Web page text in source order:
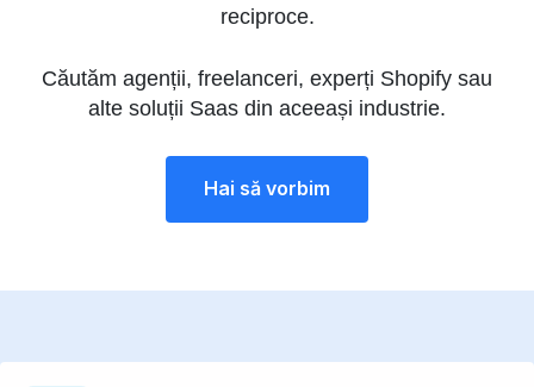
reciproce.
Căutăm agenții, freelanceri, experți Shopify sau
alte soluții Saas din aceeași industrie.
Hai să vorbim